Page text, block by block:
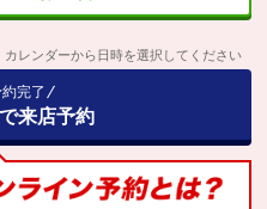
カレンダーから日時を選択してください
完了
来店予約